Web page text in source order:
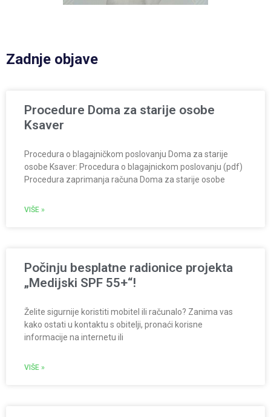
Zadnje objave
Procedure Doma za starije osobe
Ksaver
Procedura o blagajničkom poslovanju Doma za starije
osobe Ksaver: Procedura o blagajnickom poslovanju (pdf)
Procedura zaprimanja računa Doma za starije osobe
VIŠE »
Počinju besplatne radionice projekta
„Medijski SPF 55+“!
Želite sigurnije koristiti mobitel ili računalo? Zanima vas
kako ostati u kontaktu s obitelji, pronaći korisne
informacije na internetu ili
VIŠE »